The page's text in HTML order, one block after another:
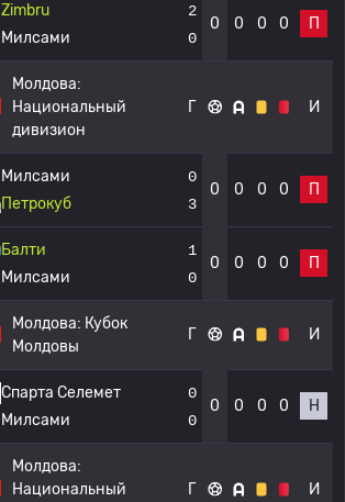
Zimbru
Милсами
2
0
0 0 0 0 П
Молдова:
Национальный
дивизион
Г И
Милсами
Петрокуб
0
3
0 0 0 0 П
Балти
Милсами
1
0
0 0 0 0 П
Молдова: Кубок
Молдовы
Г И
Спарта Селемет
Милсами
0
0
0 0 0 0 Н
Молдова:
Национальный
Г И